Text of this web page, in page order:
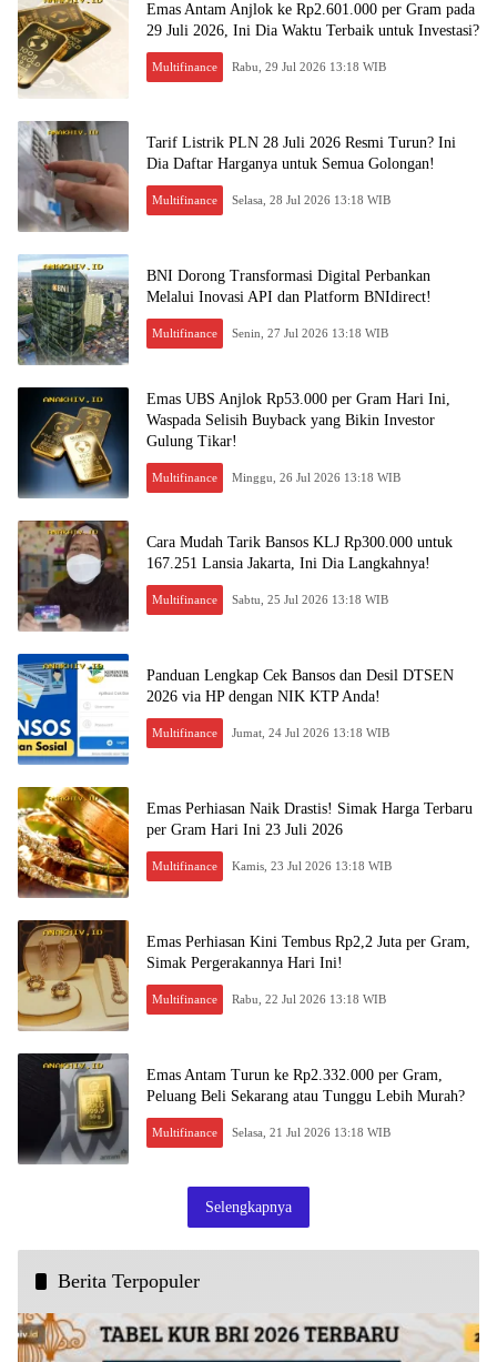
Emas Antam Anjlok ke Rp2.601.000 per Gram pada
29 Juli 2026, Ini Dia Waktu Terbaik untuk Investasi?
Multifinance Rabu, 29 Jul 2026 13:18 WIB
Tarif Listrik PLN 28 Juli 2026 Resmi Turun? Ini
Dia Daftar Harganya untuk Semua Golongan!
Multifinance Selasa, 28 Jul 2026 13:18 WIB
BNI Dorong Transformasi Digital Perbankan
Melalui Inovasi API dan Platform BNIdirect!
Multifinance Senin, 27 Jul 2026 13:18 WIB
Emas UBS Anjlok Rp53.000 per Gram Hari Ini,
Waspada Selisih Buyback yang Bikin Investor
Gulung Tikar!
Multifinance Minggu, 26 Jul 2026 13:18 WIB
Cara Mudah Tarik Bansos KLJ Rp300.000 untuk
167.251 Lansia Jakarta, Ini Dia Langkahnya!
Multifinance Sabtu, 25 Jul 2026 13:18 WIB
Panduan Lengkap Cek Bansos dan Desil DTSEN
2026 via HP dengan NIK KTP Anda!
Multifinance Jumat, 24 Jul 2026 13:18 WIB
Emas Perhiasan Naik Drastis! Simak Harga Terbaru
per Gram Hari Ini 23 Juli 2026
Multifinance Kamis, 23 Jul 2026 13:18 WIB
Emas Perhiasan Kini Tembus Rp2,2 Juta per Gram,
Simak Pergerakannya Hari Ini!
Multifinance Rabu, 22 Jul 2026 13:18 WIB
Emas Antam Turun ke Rp2.332.000 per Gram,
Peluang Beli Sekarang atau Tunggu Lebih Murah?
Multifinance Selasa, 21 Jul 2026 13:18 WIB
Selengkapnya
Berita Terpopuler